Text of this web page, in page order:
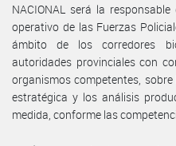
NACIONAL será la
operativo de las Fuerzas
ámbito de los corredores
autoridades provinciales con
organismos competentes,
estratégica y los análisis
medida, conforme las